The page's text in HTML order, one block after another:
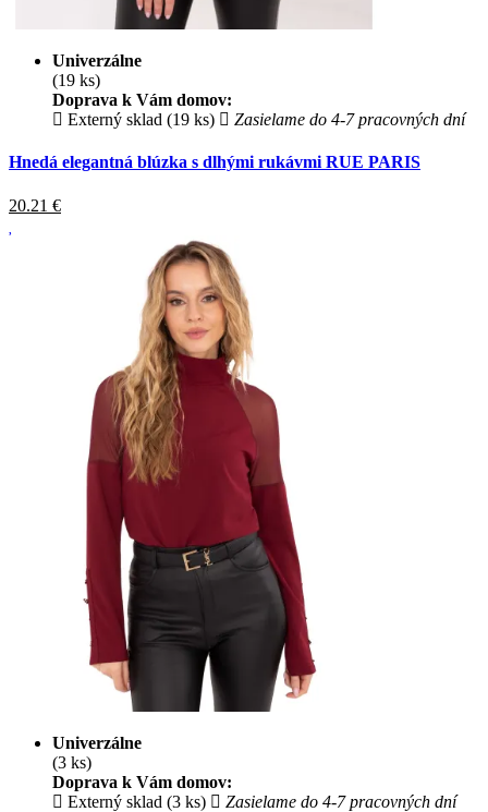
Univerzálne
(19 ks)
Doprava k Vám domov:
Externý sklad (19 ks)
Zasielame do 4-7 pracovných dní
Hnedá elegantná blúzka s dlhými rukávmi RUE PARIS
20.21 €
Univerzálne
(3 ks)
Doprava k Vám domov:
Externý sklad (3 ks)
Zasielame do 4-7 pracovných dní